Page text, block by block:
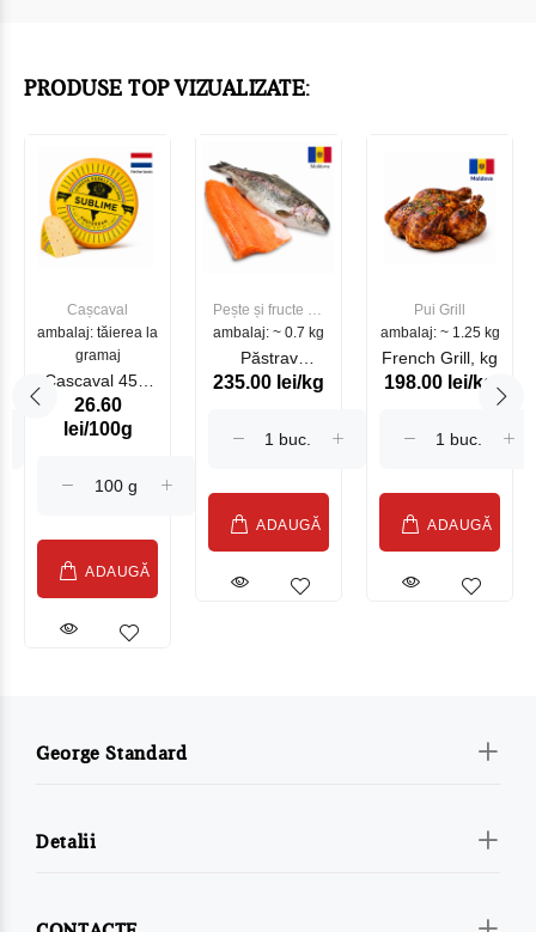
PRODUSE TOP VIZUALIZATE:
Cașcaval
ambalaj: tăierea la
gramaj
Cascaval 45%
Maasdam
Sublime Cow
26.60
lei/100g
ADAUGĂ
Pește și fructe de
mare
ambalaj: ~ 0.7 kg
Păstrav
Somonat
235.00 lei/kg
ADAUGĂ
Pui Grill
ambalaj: ~ 1.25 kg
French Grill, kg
198.00 lei/kg
ADAUGĂ
George Standard
Detalii